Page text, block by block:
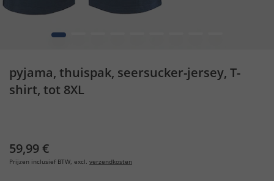
1
pyjama, thuispak, seersucker-jersey, T-
shirt, tot 8XL
59,99 €
Prijzen inclusief BTW, excl. verzendkosten